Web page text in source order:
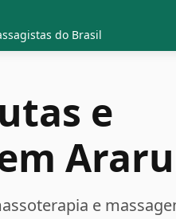
do Brasil
e
e